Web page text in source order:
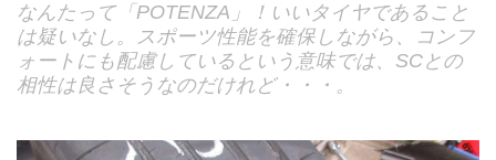
なんたって「POTENZA」！いいタイヤであること
は疑いなし。スポーツ性能を確保しながら、コンフ
ォートにも配慮しているという意味では、SCとの
相性は良さそうなのだけれど・・・。